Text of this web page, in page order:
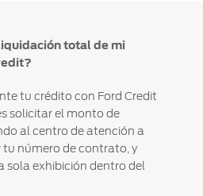
total de mi
tu crédito con Ford Credit
solicitar el monto de
al centro de atención a
número de contrato, y
sola exhibición dentro del